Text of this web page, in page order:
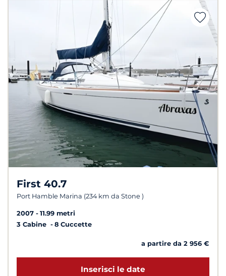
First 40.7
Port Hamble Marina (234 km da Stone )
2007
11.99 metri
3 Cabine
8 Cuccette
a partire da 2 956 €
Inserisci le date